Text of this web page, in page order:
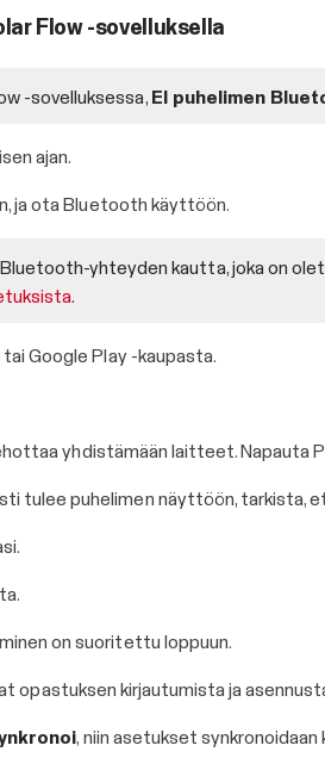
Flow -sovelluksella
-sovelluksessa, EI puhelimen
ajan.
ja ota Bluetooth käyttöön.
yhteyden kautta, joka on
.
Google Play -kaupasta.
yhdistämään laitteet. Napauta
tulee puhelimen näyttöön, tarkista,
on suoritettu loppuun.
opastuksen kirjautumista ja
, niin asetukset synkronoidaan